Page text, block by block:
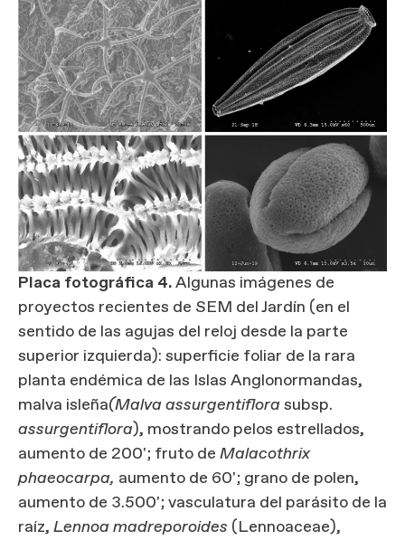
Placa fotográfica 4.Algunas imágenes de
proyectos recientes de SEM del Jardín (en el
sentido de las agujas del reloj desde la parte
superior izquierda): superficie foliar de la rara
planta endémica de las Islas Anglonormandas,
malva isleña(Malva assurgentiflorasubsp.
assurgentiflora), mostrando pelos estrellados,
aumento de 200'; fruto de Malacothrix
phaeocarpa, aumento de 60'; grano de polen,
aumento de 3.500'; vasculatura del parásito de la
raíz, Lennoa madreporoides (Lennoaceae),